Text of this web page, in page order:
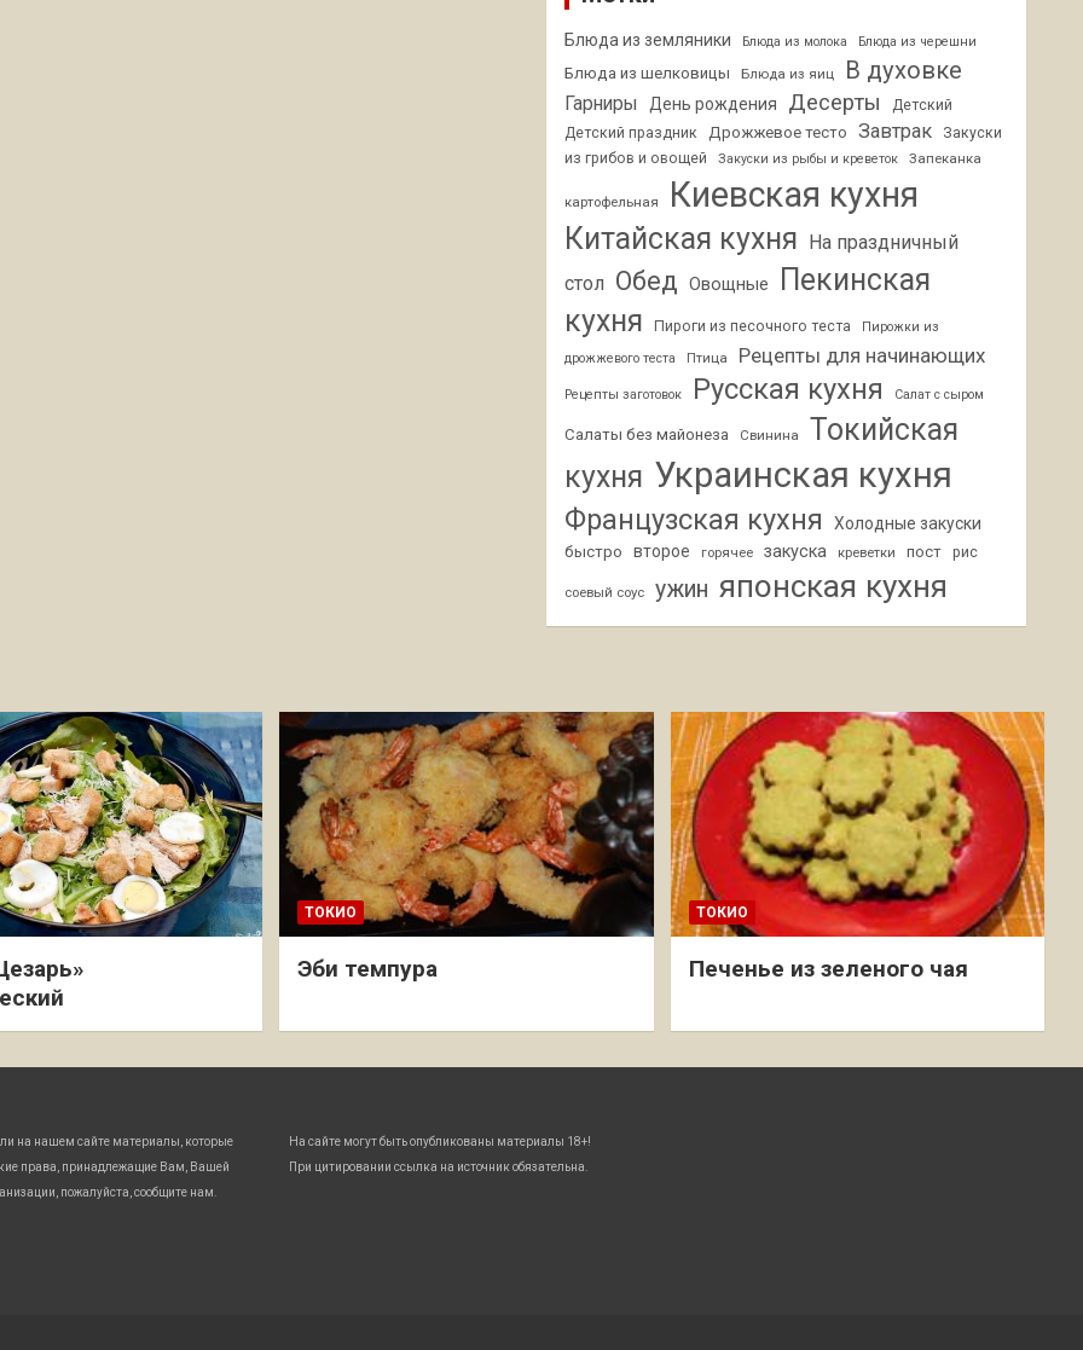
Блюда из земляники Блюда из молока Блюда из черешни
Блюда из шелковицы Блюда из яиц В духовке
Гарниры День рождения Десерты
Детский
Детский праздник
Дрожжевое тесто Завтрак
Закуски
из грибов и овощей
Закуски из рыбы и креветок Запеканка
картофельная Киевская кухня
Китайская кухня На праздничный
стол Обед Овощные
Пекинская
кухня
Пироги из песочного теста
Пирожки из
дрожжевого теста
Птица Рецепты для начинающих
Рецепты заготовок Русская кухня Салат с сыром
Салаты без майонеза Свинина
Токийская
кухня Украинская кухня
Французская кухня Холодные закуски
быстро второе горячее закуска креветки пост рис
соевый соус ужин японская кухня
ТОКИО
Эби темпура
ТОКИО
Печенье из зеленого чая
на нашем сайте материалы, которые
права, принадлежащие Вам, Вашей
пожалуйста, сообщите нам.
На сайте могут быть опубликованы материалы 18+!
При цитировании ссылка на источник обязательна.